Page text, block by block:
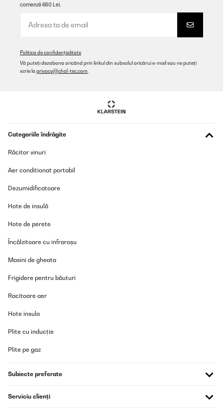
comenzii 480 Lei.
Politica de confidențialitate
Vă puteți dezabona oricând prin linkul din subsolul oricărui e-mail sau ne puteți
scrie la privacy@chal-tec.com
Categoriile îndrăgite
Răcitor vinuri
Aer conditionat portabil
Dezumidificatoare
Hote de insulă
Hote de perete
Încălzitoare cu infraroșu
Masini de gheata
Frigidere pentru băuturi
Racitoare aer
Hote insula
Plite cu inducție
Plite pe gaz
Subiecte preferate
Serviciu clienți